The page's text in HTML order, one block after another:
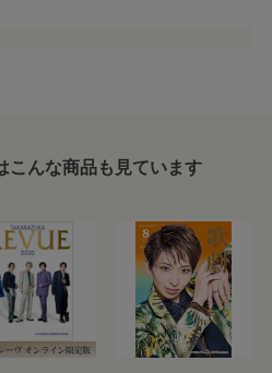
こんな商品も見ています